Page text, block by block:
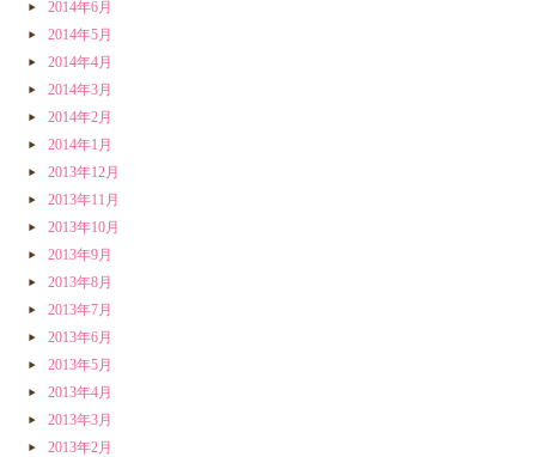
2014年6月
2014年5月
2014年4月
2014年3月
2014年2月
2014年1月
2013年12月
2013年11月
2013年10月
2013年9月
2013年8月
2013年7月
2013年6月
2013年5月
2013年4月
2013年3月
2013年2月